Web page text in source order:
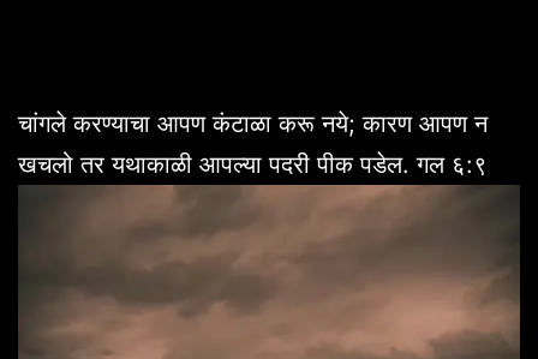
चांगले करण्याचा आपण कंटाळा करू नये; कारण आपण न
खचलो तर यथाकाळी आपल्या पदरी पीक पडेल. गल ६:९